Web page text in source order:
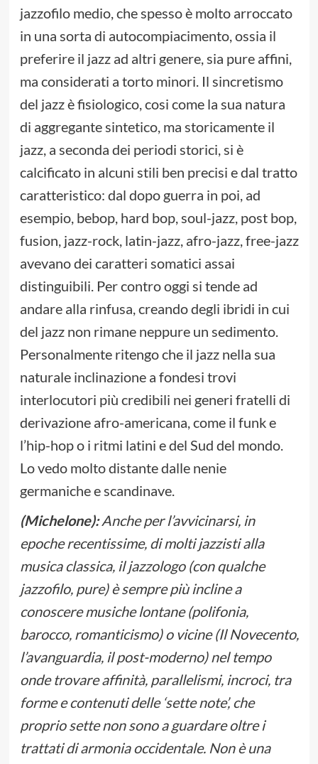
jazzofilo medio, che spesso è molto arroccato
in una sorta di autocompiacimento, ossia il
preferire il jazz ad altri genere, sia pure affini,
ma considerati a torto minori. Il sincretismo
del jazz è fisiologico, cosi come la sua natura
di aggregante sintetico, ma storicamente il
jazz, a seconda dei periodi storici, si è
calcificato in alcuni stili ben precisi e dal tratto
caratteristico: dal dopo guerra in poi, ad
esempio, bebop, hard bop, soul-jazz, post bop,
fusion, jazz-rock, latin-jazz, afro-jazz, free-jazz
avevano dei caratteri somatici assai
distinguibili. Per contro oggi si tende ad
andare alla rinfusa, creando degli ibridi in cui
del jazz non rimane neppure un sedimento.
Personalmente ritengo che il jazz nella sua
naturale inclinazione a fondesi trovi
interlocutori più credibili nei generi fratelli di
derivazione afro-americana, come il funk e
l’hip-hop o i ritmi latini e del Sud del mondo.
Lo vedo molto distante dalle nenie
germaniche e scandinave.
(Michelone):Anche per l’avvicinarsi, in
epoche recentissime, di molti jazzisti alla
musica classica, il jazzologo (con qualche
jazzofilo, pure) è sempre più incline a
conoscere musiche lontane (polifonia,
barocco, romanticismo) o vicine (Il Novecento,
l’avanguardia, il post-moderno) nel tempo
onde trovare affinità, parallelismi, incroci, tra
forme e contenuti delle ‘sette note’, che
proprio sette non sono a guardare oltre i
trattati di armonia occidentale. Non è una